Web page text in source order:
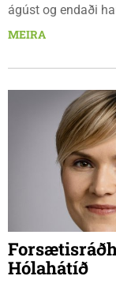
ágúst og endaði
Tindastólsliðið
tvíburar.
MEIRA
Hólahátíð